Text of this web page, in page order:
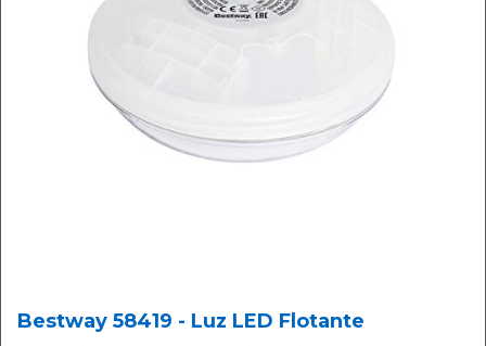
Bestway 58419 - Luz LED Flotante